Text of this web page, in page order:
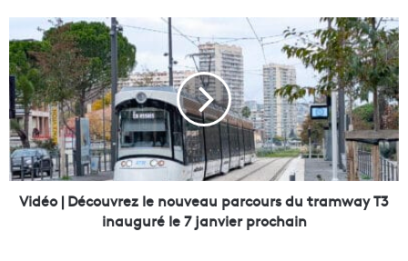
c
u
e
i
l
l
i
r
i
d
é
o
|
D
é
c
Vidéo | Découvrez le nouveau parcours du tramway T3
inauguré le 7 janvier prochain